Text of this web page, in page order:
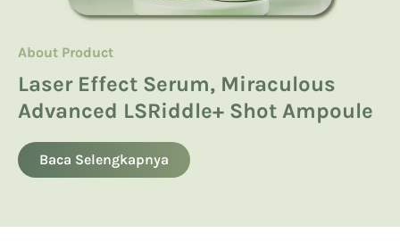
About Product
Laser Effect Serum, Miraculous
Advanced LSRiddle+ Shot Ampoule
Baca Selengkapnya
Hyaluronic Acid
Kandungan Skincare yang Boleh
dan Tidak Boleh untuk Ibu Hamil
Baca Selengkapnya
Manfaatkan Spikula, Inilah Avoskin
Miraculous LSRiddle+ Shot
Ampoule
Baca Selengkapnya
Product Knowledge
13 List Produk Avoskin Terbaik dan
Terlaris